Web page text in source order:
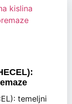
temeljni